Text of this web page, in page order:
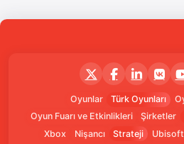
Oyunlar Türk Oyunları
Oyun Fuarı ve Etkinlikleri
Şirketler
Xbox
Nişancı Strateji Ubisoft